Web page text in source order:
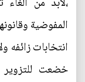
انتخابات زائفه
خضعت للتزوير